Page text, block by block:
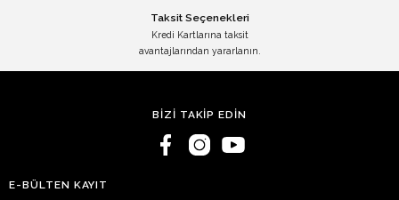
Taksit Seçenekleri
Kredi Kartlarına taksit
avantajlarından yararlanın.
BİZİ TAKİP EDİN
E-BÜLTEN KAYIT